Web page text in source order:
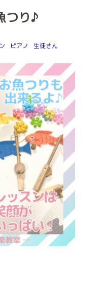
つり♪
ピアノ 生徒さん